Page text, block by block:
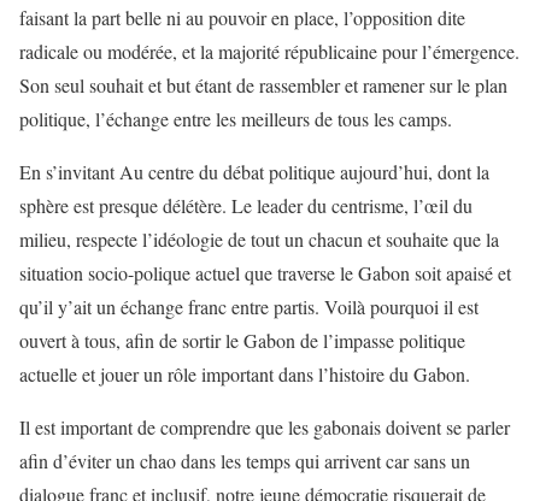
faisant la part belle ni au pouvoir en place, l’opposition dite
radicale ou modérée, et la majorité républicaine pour l’émergence.
Son seul souhait et but étant de rassembler et ramener sur le plan
politique, l’échange entre les meilleurs de tous les camps.
En s’invitant Au centre du débat politique aujourd’hui, dont la
sphère est presque délétère. Le leader du centrisme, l’œil du
milieu, respecte l’idéologie de tout un chacun et souhaite que la
situation socio-polique actuel que traverse le Gabon soit apaisé et
qu’il y’ait un échange franc entre partis. Voilà pourquoi il est
ouvert à tous, afin de sortir le Gabon de l’impasse politique
actuelle et jouer un rôle important dans l’histoire du Gabon.
Il est important de comprendre que les gabonais doivent se parler
afin d’éviter un chao dans les temps qui arrivent car sans un
dialogue franc et inclusif, notre jeune démocratie risquerait de